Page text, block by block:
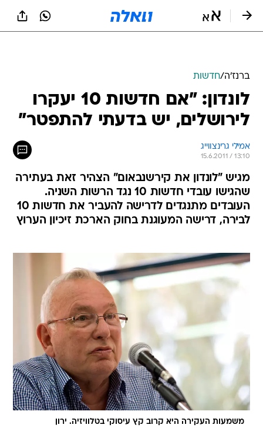
ברנז'ה/חדשות
לונדון: "אם חדשות 10 יעקרו
לירושלים, יש בדעתי להתפטר"
אמילי גרינצווייג
15.6.2011 / 13:10
מגיש "לונדון את קירשנבאום" הצהיר זאת בעתירה
שהגישו עובדי חדשות 10 נגד הרשות השניה.
העובדים מתנגדים לדרישה להעביר את חדשות 10
לבירה, דרישה המעוגנת בחוק הארכת זיכיון הערוץ
משמעות העקירה היא קרוב קץ עיסוקי בטלוויזיה. ירון